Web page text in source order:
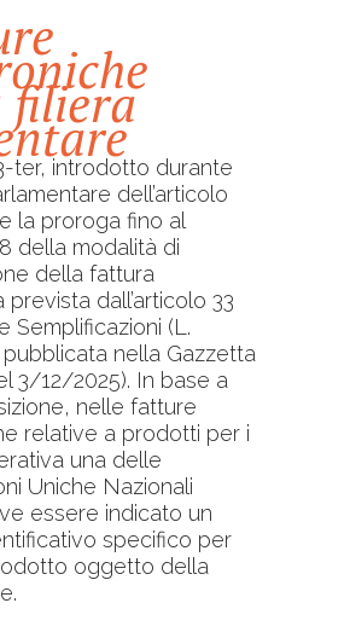
filiera
ter, introdotto durante
dell’articolo
la proroga fino al
della modalità di
della fattura
dall’articolo 33
Semplificazioni (L.
nella Gazzetta
3/12/2025). In base a
nelle fatture
relative a prodotti per i
una delle
Uniche Nazionali
essere indicato un
specifico per
oggetto della